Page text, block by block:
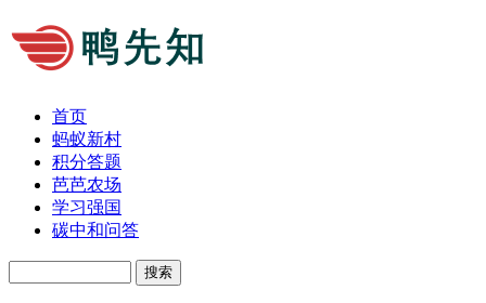
首页
蚂蚁新村
积分答题
芭芭农场
学习强国
碳中和问答